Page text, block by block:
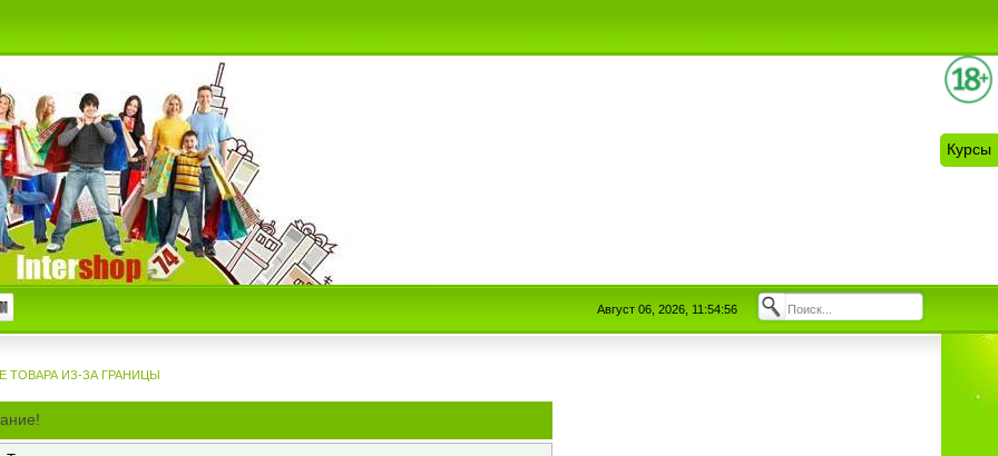
Курсы
Август 06, 2026, 11:54:56
ТОВАРА ИЗ-ЗА ГРАНИЦЫ